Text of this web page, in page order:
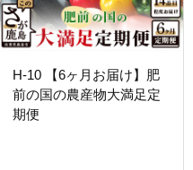
H-10 【6ヶ月お届け】肥
前の国の農産物大満足定
期便